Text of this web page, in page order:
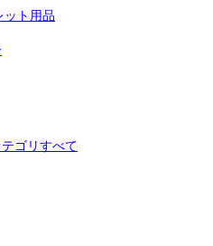
ット用品
ゴリすべて